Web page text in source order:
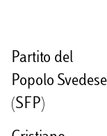
Partito del
Popolo Svedese
(SFP)